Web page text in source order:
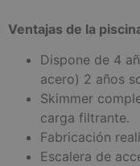
Ventajas de la
Dispone de 4
acero) 2 años
Skimmer
carga filtrante.
Fabricación
Escalera de